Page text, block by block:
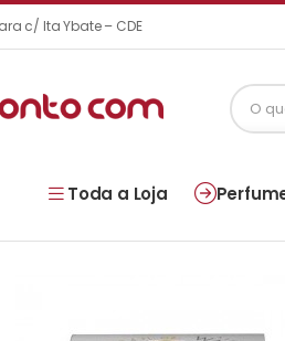
c/ Ita Ybate – CDE
Toda a Loja